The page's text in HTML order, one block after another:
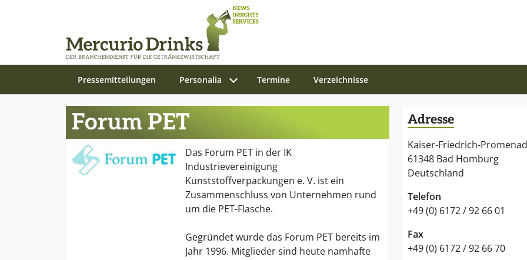
Pressemitteilungen Personalia Termine Verzeichnisse
Forum PET
Das Forum PET in der IK
Industrievereinigung
Kunststoffverpackungen e. V. ist ein
Zusammenschluss von Unternehmen rund
um die PET-Flasche.
Gegründet wurde das Forum PET bereits im
Jahr 1996. Mitglieder sind heute namhafte
Adresse
Kaiser-Friedrich-
61348 Bad Homburg
Deutschland
Telefon
+49 (0) 6172 / 92 66 01
Fax
+49 (0) 6172 / 92 66 70